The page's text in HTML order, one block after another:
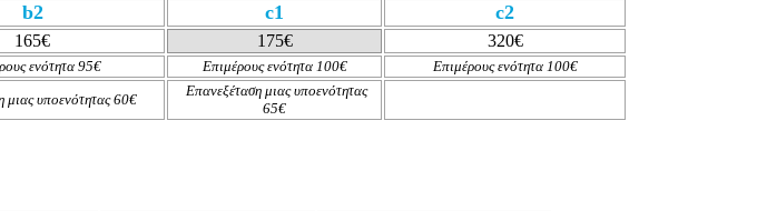
b2 c1 c2
165€ 175€ 320€
ενότητα 95€ Επιμέρους ενότητα 100€
Επιμέρους ενότητα 100€
μιας υποενότητας 60€
Επανεξέταση μιας υποενότητας
65€